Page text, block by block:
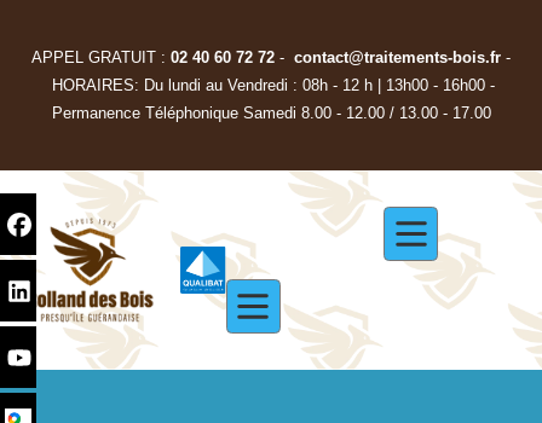
APPEL GRATUIT : 02 40 60 72 72 - contact@traitements-bois.fr -
HORAIRES: Du lundi au Vendredi : 08h - 12 h | 13h00 - 16h00 -
Permanence Téléphonique Samedi 8.00 - 12.00 / 13.00 - 17.00